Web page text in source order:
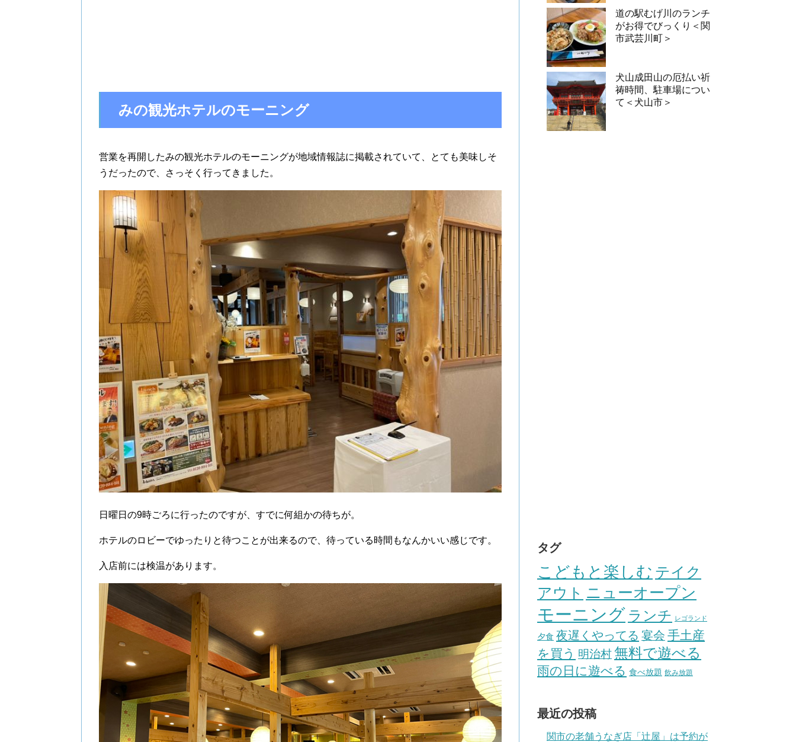
みの観光ホテルのモーニング
営業を再開したみの観光ホテルのモーニングが地域情報誌に掲載されていて、とても美味しそ
うだったので、さっそく行ってきました。
日曜日の9時ごろに行ったのですが、すでに何組かの待ちが。
ホテルのロビーでゆったりと待つことが出来るので、待っている時間もなんかいい感じです。
入店前には検温があります。
道の駅むげ川のランチ
がお得でびっくり＜関
市武芸川町＞
犬山成田山の厄払い祈
祷時間、駐車場につい
て＜犬山市＞
タグ
こどもと楽しむ テイク
アウト ニューオープン
モーニング ランチ レゴランド
夕食 夜遅くやってる 宴会 手土産
を買う 明治村無料で遊べる
雨の日に遊べる 食べ放題 飲み放題
最近の投稿
関市の老舗うなぎ店「辻屋」は予約が